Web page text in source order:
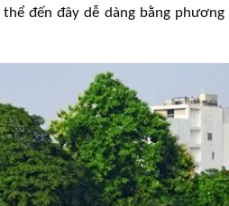
đến đây dễ dàng bằng phương